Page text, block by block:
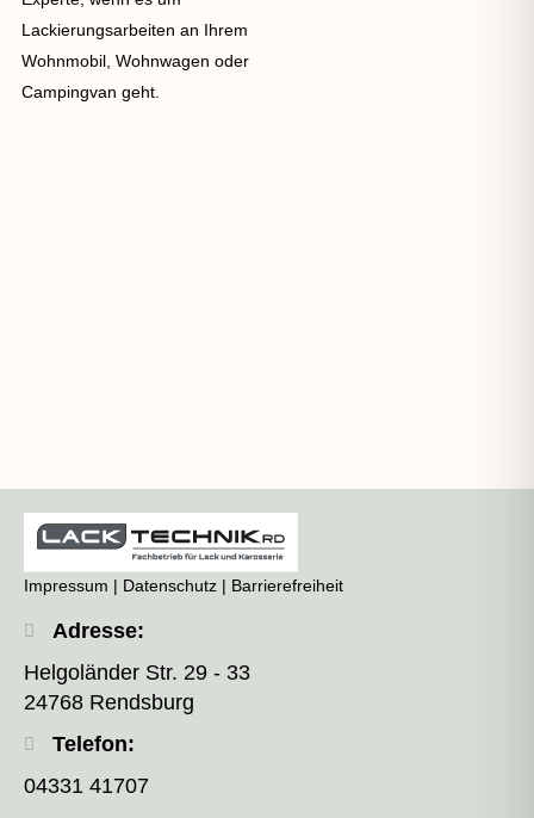
Lackierungsarbeiten an Ihrem
Wohnmobil, Wohnwagen oder
Campingvan geht.
Impressum | Datenschutz | Barrierefreiheit
Adresse:
Helgoländer Str. 29 - 33
24768 Rendsburg
Telefon:
04331 41707